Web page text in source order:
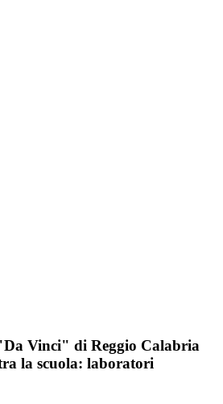
Vinci" di Reggio Calabria
la scuola: laboratori